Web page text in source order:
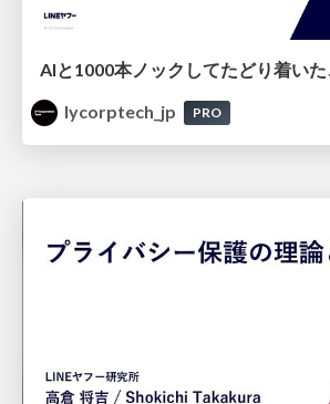
lycorptech_jp
PRO